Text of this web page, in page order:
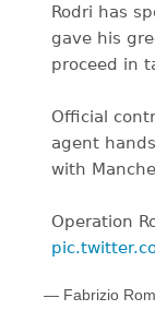
Rodri has
gave his
proceed in
Official
agent
with
Operation
— Fabrizio